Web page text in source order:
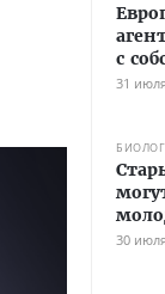
с
31 июля
30 июля